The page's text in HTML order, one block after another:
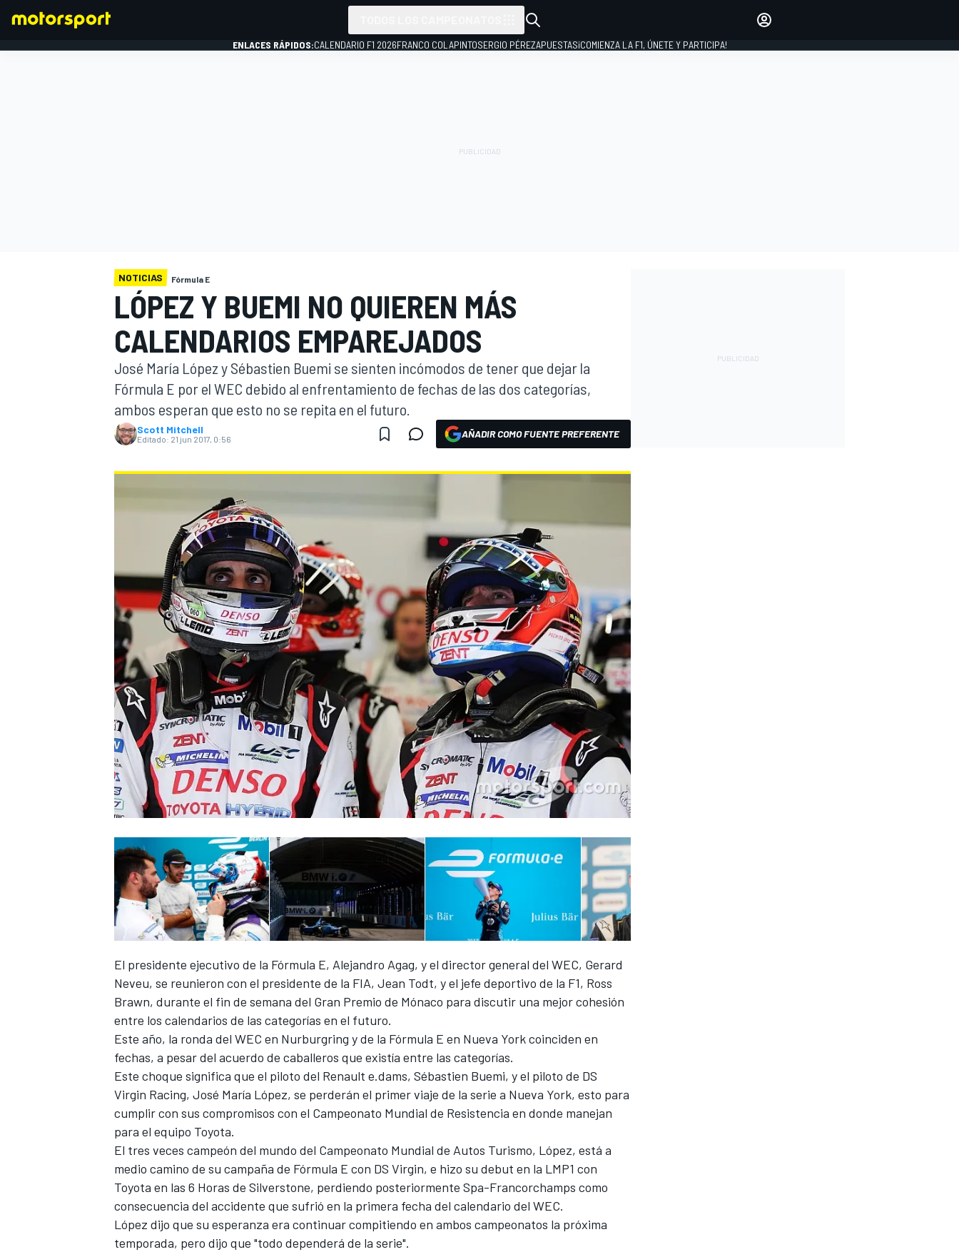
INDYCAR
NASCAR CUP
FÓRMULA E
WRC
INICIAR SESIÓN
ENLACES RÁPIDOS:CALENDARIO F1 2026FRANCO COLAPINTOSERGIO PÉREZAPUESTAS¡COMIENZA LA F1, ÚNETE Y PARTICIPA!
NOTICIAS Fórmula E
LÓPEZ Y BUEMI NO QUIEREN MÁS
CALENDARIOS EMPAREJADOS
José María López y Sébastien Buemi se sienten incómodos de tener que dejar la
Fórmula E por el WEC debido al enfrentamiento de fechas de las dos categorías,
ambos esperan que esto no se repita en el futuro.
Scott Mitchell
Editado: 21 jun 2017, 0:56 AÑADIR COMO FUENTE PREFERENTE
El presidente ejecutivo de la Fórmula E, Alejandro Agag, y el director general del WEC, Gerard
Neveu, se reunieron con el presidente de la FIA, Jean Todt, y el jefe deportivo de la F1, Ross
Brawn, durante el fin de semana del Gran Premio de Mónaco para discutir una mejor cohesión
entre los calendarios de las categorías en el futuro.
Este año, la ronda del WEC en Nurburgring y de la Fórmula E en Nueva York coinciden en
fechas, a pesar del acuerdo de caballeros que existía entre las categorías.
Este choque significa que el piloto del Renault e.dams, Sébastien Buemi, y el piloto de DS
Virgin Racing, José María López, se perderán el primer viaje de la serie a Nueva York, esto para
cumplir con sus compromisos con el Campeonato Mundial de Resistencia en donde manejan
para el equipo Toyota.
El tres veces campeón del mundo del Campeonato Mundial de Autos Turismo, López, está a
medio camino de su campaña de Fórmula E con DS Virgin, e hizo su debut en la LMP1 con
Toyota en las 6 Horas de Silverstone, perdiendo posteriormente Spa-Francorchamps como
consecuencia del accidente que sufrió en la primera fecha del calendario del WEC.
López dijo que su esperanza era continuar compitiendo en ambos campeonatos la próxima
temporada, pero dijo que "todo dependerá de la serie".